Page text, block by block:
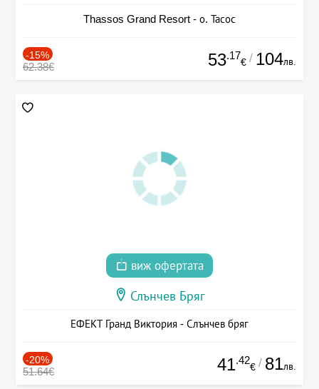
Thassos Grand Resort - о. Тасос
-15%
62.38€ 53.17
€ / 104лв.
виж офертата
Слънчев Бряг
ЕФЕКТ Гранд Виктория - Слънчев бряг
-20%
51.64€ 41.42
€ / 81лв.